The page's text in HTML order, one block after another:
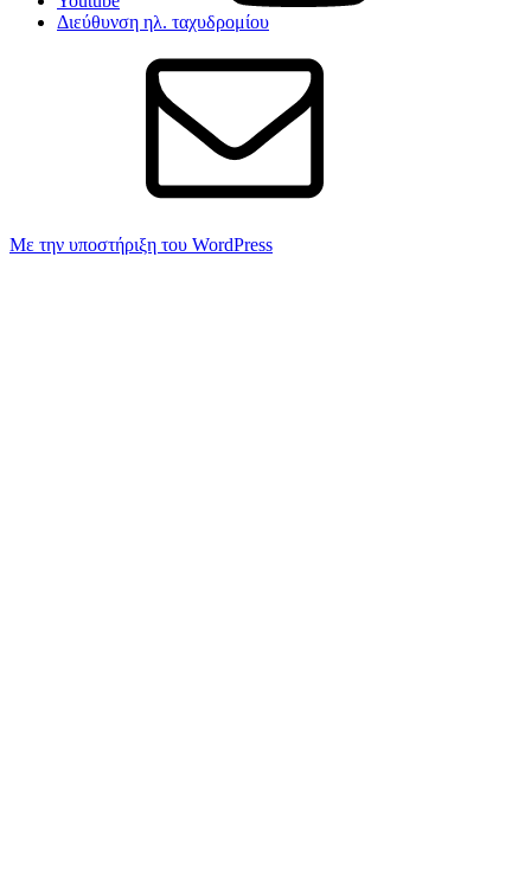
Διεύθυνση ηλ. ταχυδρομίου
Με την υποστήριξη του WordPress